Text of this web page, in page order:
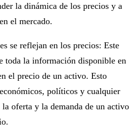
la dinámica de los precios y a
el mercado.
se reflejan en los precios: Este
toda la información disponible en
el precio de un activo. Esto
políticos y cualquier
oferta y la demanda de un activo